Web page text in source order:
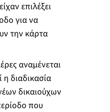
επιλέξει
για να
την κάρτα
αναμένεται
διαδικασία
δικαιούχων
που